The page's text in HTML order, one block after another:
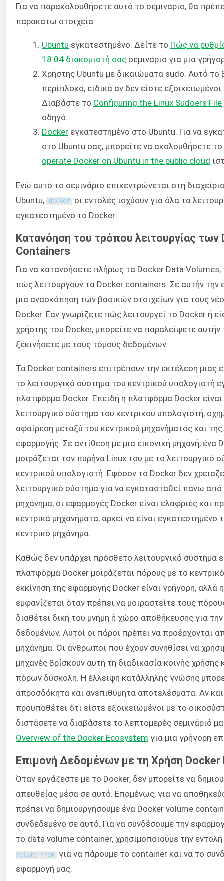
Για να παρακολουθήσετε αυτό το σεμινάριο, θα
παρακάτω στοιχεία:
Ubuntu εγκατεστημένο. Δείτε το Πώς να
18.04 διακομιστή σας σεμινάριο για μια
Χρήστης Ubuntu με δικαιώματα sudo. Αυτό το
περίπλοκο, ειδικά αν δεν είστε
Διαβάστε το Configuring the Linux Sudoers File
οδηγό.
Docker εγκατεστημένο στο Ubuntu. Για να
στο Ubuntu σας, μπορείτε να ακολουθήσετε το
operate Docker on Ubuntu in the public cloud
Ενώ αυτό το σεμινάριο επικεντρώνεται στη
Ubuntu,
docker οι εντολές ισχύουν για όλα τα
εγκατεστημένο το Docker.
Κατανόηση του τρόπου λειτουργίας των
Containers
Για να κατανοήσετε πλήρως τα Docker Data Volumes,
πώς λειτουργούν τα Docker containers. Σε αυτήν την
μια ανασκόπηση των βασικών στοιχείων για τους
Docker. Εάν γνωρίζετε πώς λειτουργεί το Docker ή
χρήστης του Docker, μπορείτε να παραλείψετε αυτήν
ξεκινήσετε με τους τόμους δεδομένων.
Τα Docker containers επιτρέπουν την εκτέλεση
το λειτουργικό σύστημα του κεντρικού υπολογιστή
πλατφόρμα Docker. Επειδή η πλατφόρμα Docker
λειτουργικό σύστημα του κεντρικού υπολογιστή,
αφαίρεση μεταξύ του κεντρικού μηχανήματος και
εφαρμογής. Σε αντίθεση με μια εικονική μηχανή, ένα
μοιράζεται τον πυρήνα Linux του με το λειτουργικό
κεντρικού υπολογιστή. Εφόσον το Docker δεν
λειτουργικό σύστημα για να εγκατασταθεί πάνω από
μηχάνημα, οι εφαρμογές Docker είναι ελαφριές και
κεντρικά μηχανήματα, αρκεί να είναι
κεντρικό μηχάνημα.
Καθώς δεν υπάρχει πρόσθετο λειτουργικό σύστημα
πλατφόρμα Docker μοιράζεται πόρους με το
εκκίνηση της εφαρμογής Docker είναι γρήγορη, αλλά
εμφανίζεται όταν πρέπει να μοιραστείτε τους
διαθέτει δική του μνήμη ή χώρο αποθήκευσης για
δεδομένων. Αυτοί οι πόροι πρέπει να προέρχονται
μηχάνημα. Οι άνθρωποι που έχουν συνηθίσει να
μηχανές βρίσκουν αυτή τη διαδικασία κοινής χρήσης
πόρων δύσκολη. Η έλλειψη κατάλληλης γνώσης
απροσδόκητα και ανεπιθύμητα αποτελέσματα. Αν
προϋποθέτει ότι είστε εξοικειωμένοι με το
διστάσετε να διαβάσετε το λεπτομερές σεμινάριό
Overview of the Docker Ecosystem για μια γρήγορη
Επιμονή Δεδομένων με τη Χρήση Docker
Όταν εργάζεστε με το Docker, δεν μπορείτε να
απευθείας μέσα σε αυτό. Επομένως, για να
πρέπει να δημιουργήσουμε ένα Docker volume
συνδεδεμένο σε αυτό. Για να συνδέσουμε την
το data volume container, χρησιμοποιούμε την
volume- from για να πάρουμε το container και να το
εφαρμογή μας.